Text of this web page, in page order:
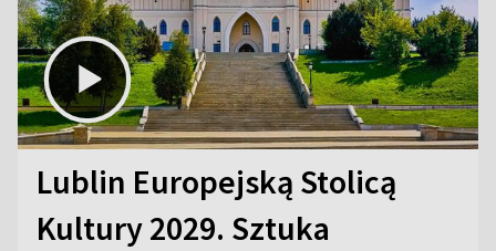
Lublin Europejską Stolicą
Kultury 2029. Sztuka